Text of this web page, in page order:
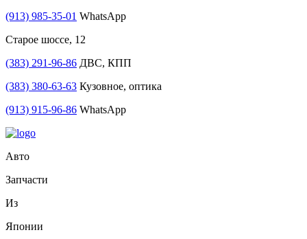
(913) 985-35-01 WhatsApp
Старое шоссе, 12
(383) 291-96-86 ДВС, КПП
(383) 380-63-63 Кузовное, оптика
(913) 915-96-86 WhatsApp
Авто
Запчасти
Из
Японии